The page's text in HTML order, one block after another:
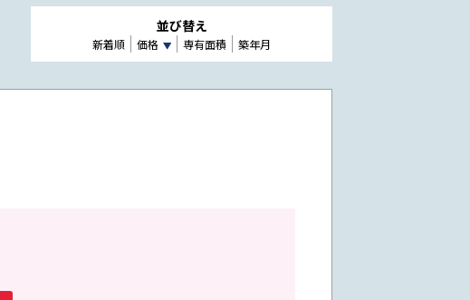
並び替え
新着順 価格 専有面積 築年月